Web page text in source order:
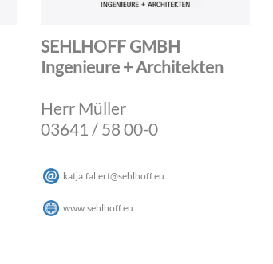
SEHLHOFF GMBH
Ingenieure + Architekten
Herr Müller
03641 / 58 00-0
katja.fallert@sehlhoff.eu
www.sehlhoff.eu